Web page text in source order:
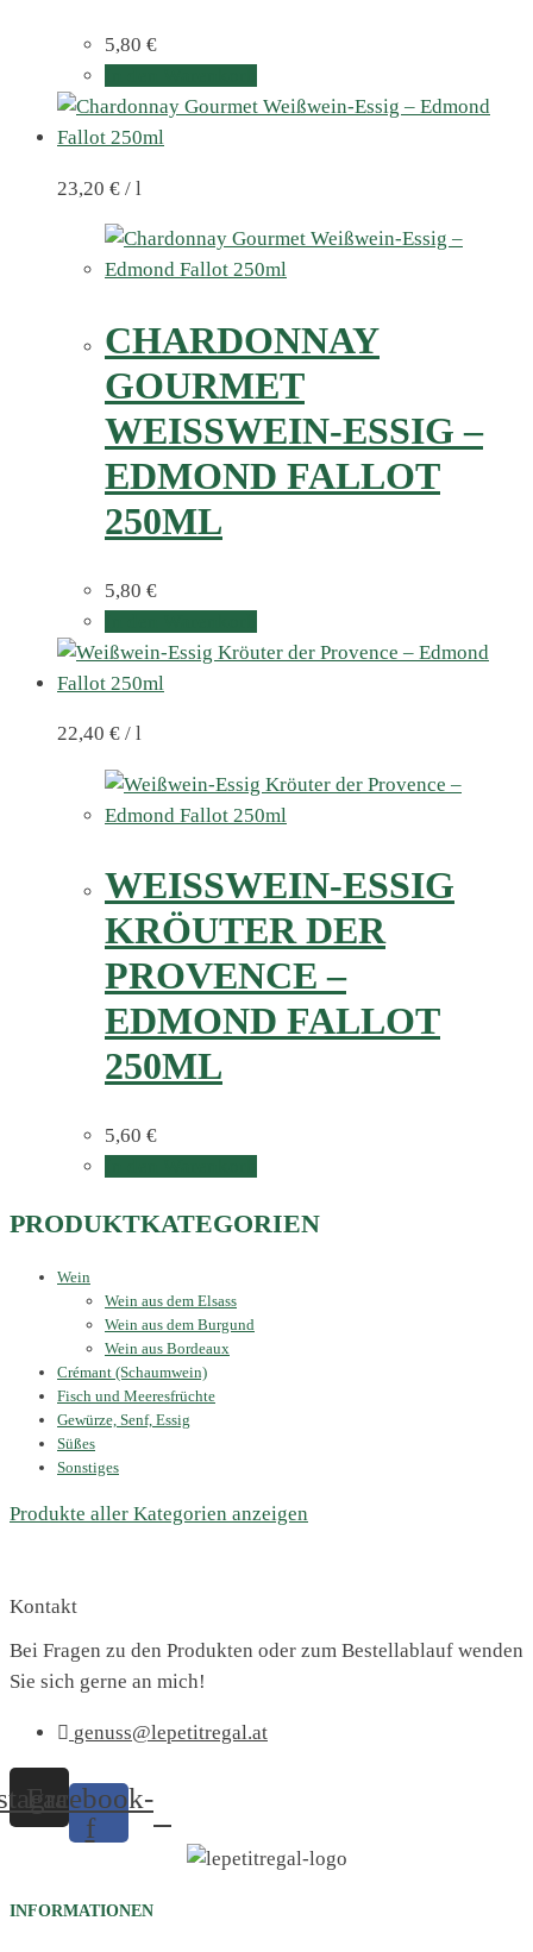
5,80 €
23,20 € / l
CHARDONNAY
GOURMET
WEISSWEIN-ESSIG – E
DMOND FALLOT 2
50ML
5,80 €
22,40 € / l
WEISSWEIN-ESSIG K
RÖUTER DER P
ROVENCE – E
DMOND FALLOT 2
50ML
5,60 €
PRODUKTKATEGORIEN
Wein
Wein aus dem Elsass
Wein aus dem Burgund
Wein aus Bordeaux
Crémant (Schaumwein)
Fisch und Meeresfrüchte
Gewürze, Senf, Essig
Süßes
Sonstiges
Produkte aller Kategorien anzeigen
Kontakt
Bei Fragen zu den Produkten oder zum Bestellablauf wenden
Sie sich gerne an mich!
genuss@lepetitregal.at
Facebook-
f
INFORMATIONEN